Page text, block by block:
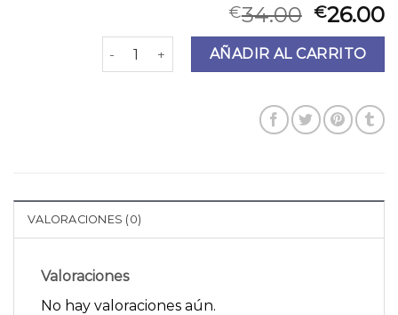
€34.00 €26.00
bolso de mano hombre cantidad
AÑADIR AL CARRITO
VALORACIONES (0)
Valoraciones
No hay valoraciones aún.